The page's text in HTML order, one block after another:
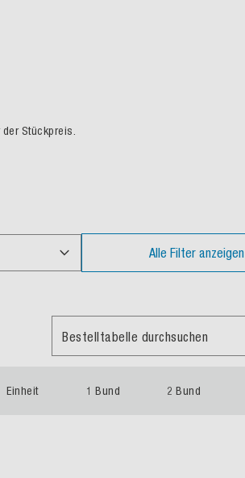
Stückpreis.
Alle Filter anzeigen
Bestelltabelle durchsuchen
Einheit 1 Bund 2 Bund